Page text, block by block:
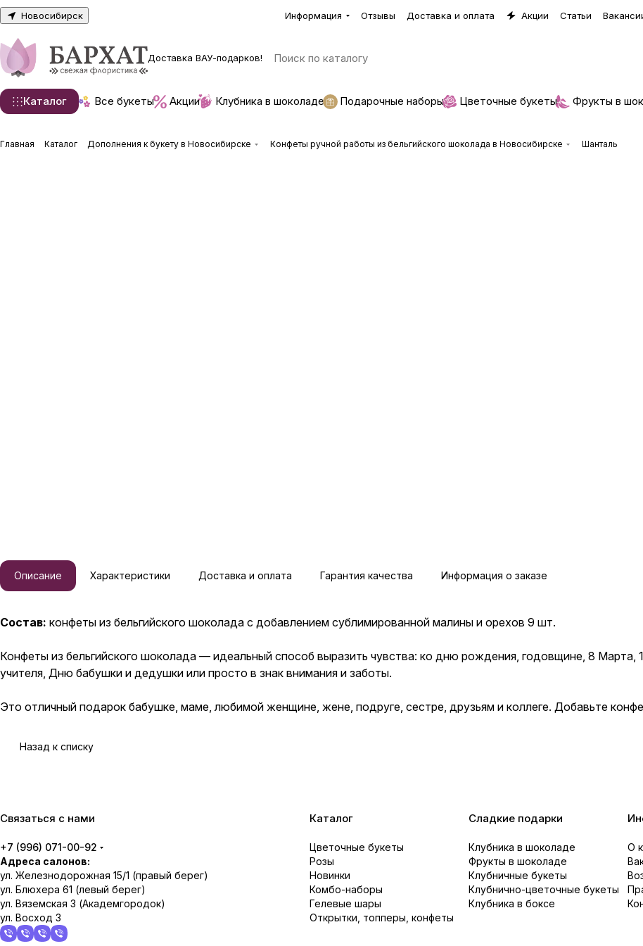
Новосибирск Информация Отзывы Доставка и оплата Акции Статьи
Доставка ВАУ-подарков!
Каталог Все букеты Акции Клубника в шоколаде Подарочные наборы Цветочные букеты Фрукты в
Главная Каталог Дополнения к букету в Новосибирске Конфеты ручной работы из бельгийского шоколада в Новосибирске Шанталь
Описание Характеристики Доставка и оплата Гарантия качества Информация о заказе
Состав: конфеты из бельгийского шоколада с добавлением сублимированной малины и орехов 9 шт.
Конфеты из бельгийского шоколада — идеальный способ выразить чувства: ко дню рождения, годовщине, 8
учителя, Дню бабушки и дедушки или просто в знак внимания и заботы.
Это отличный подарок бабушке, маме, любимой женщине, жене, подруге, сестре, друзьям и коллеге. Добавьте
Назад к списку
Связаться с нами
+7 (996) 071-00-92
Адреса салонов:
ул. Железнодорожная 15/1 (правый берег)
ул. Блюхера 61 (левый берег)
ул. Вяземская 3 (Академгородок)
ул. Восход 3
Каталог
Цветочные букеты
Розы
Новинки
Комбо-наборы
Гелевые шары
Открытки, топперы, конфеты
Сладкие подарки
Клубника в шоколаде
Фрукты в шоколаде
Клубничные букеты
Клубнично-цветочные букеты
Клубника в боксе
О